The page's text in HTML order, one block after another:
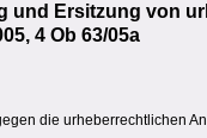
und Ersitzung von
4 Ob 63/05a
die urheberrechtlichen